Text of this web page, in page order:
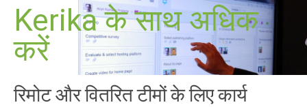
सामग्री
जाएं
Kerika के साथ अधिक
करें
रिमोट और वितरित टीमों के लिए कार्य